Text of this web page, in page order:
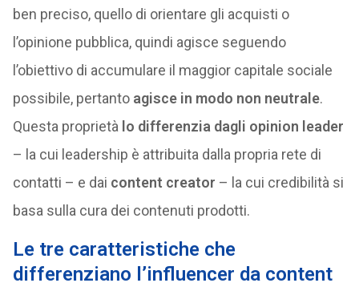
ben preciso, quello di orientare gli acquisti o
l’opinione pubblica, quindi agisce seguendo
l’obiettivo di accumulare il maggior capitale sociale
possibile, pertanto agisce in modo non neutrale.
Questa proprietà lo differenzia dagli opinion leader
– la cui leadership è attribuita dalla propria rete di
contatti – e dai content creator – la cui credibilità si
basa sulla cura dei contenuti prodotti.
Le tre caratteristiche che
differenziano l’influencer da content